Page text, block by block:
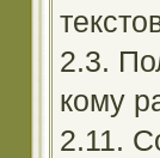
2.3.
кому
2.11.